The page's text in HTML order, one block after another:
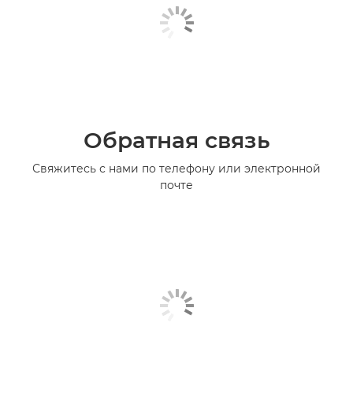
Обратная связь
Свяжитесь с нами по телефону или электронной
почте